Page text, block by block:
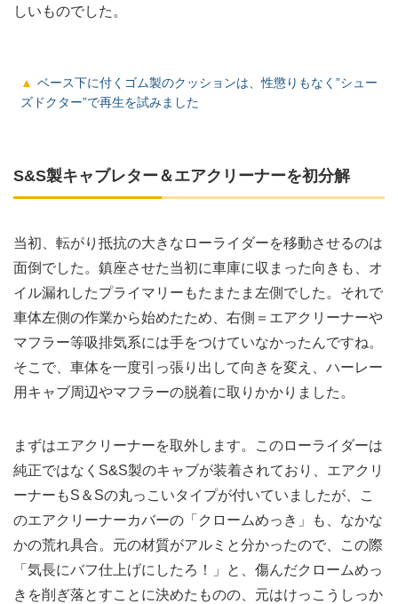
しいものでした。
ベース下に付くゴム製のクッションは、性懲りもなく”シュー
ズドクター”で再生を試みました
S&S製キャブレター＆エアクリーナーを初分解
当初、転がり抵抗の大きなローライダーを移動させるのは
面倒でした。鎮座させた当初に車庫に収まった向きも、オ
イル漏れしたプライマリーもたまたま左側でした。それで
車体左側の作業から始めたため、右側＝エアクリーナーや
マフラー等吸排気系には手をつけていなかったんですね。
そこで、車体を一度引っ張り出して向きを変え、ハーレー
用キャブ周辺やマフラーの脱着に取りかかりました。
まずはエアクリーナーを取外します。このローライダーは
純正ではなくS&S製のキャブが装着されており、エアクリ
ーナーもS＆Sの丸っこいタイプが付いていましたが、こ
のエアクリーナーカバーの「クロームめっき」も、なかな
かの荒れ具合。元の材質がアルミと分かったので、この際
「気長にバフ仕上げにしたろ！」と、傷んだクロームめっ
きを削ぎ落とすことに決めたものの、元はけっこうしっか